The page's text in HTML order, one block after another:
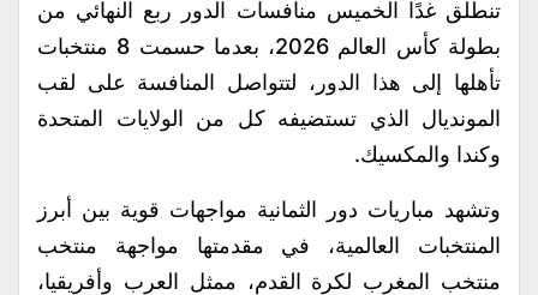
تنطلق غدًا الخميس منافسات الدور ربع النهائي من
بطولة كأس العالم 2026، بعدما حسمت 8 منتخبات
تأهلها إلى هذا الدور، لتتواصل المنافسة على لقب
المونديال الذي تستضيفه كل من الولايات المتحدة
وكندا والمكسيك.
وتشهد مباريات دور الثمانية مواجهات قوية بين أبرز
المنتخبات العالمية، في مقدمتها مواجهة منتخب
منتخب المغرب لكرة القدم، ممثل العرب وأفريقيا،